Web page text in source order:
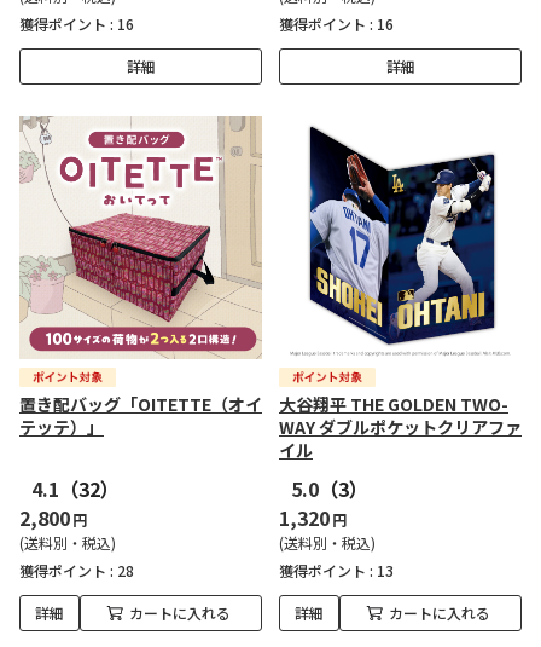
獲得ポイント : 16
詳細
獲得ポイント : 16
詳細
置き配バッグ「OITETTE（オイ
テッテ）」
4.1 （32）
2,800円
(送料別・税込)
獲得ポイント : 28
詳細 カートに入れる
大谷翔平 THE GOLDEN TWO-
WAY ダブルポケットクリアファ
イル
5.0 （3）
1,320円
(送料別・税込)
獲得ポイント : 13
詳細 カートに入れる